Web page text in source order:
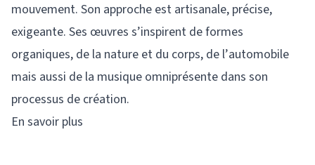
mouvement. Son approche est artisanale, précise,
exigeante. Ses œuvres s’inspirent de formes
organiques, de la nature et du corps, de l’automobile
mais aussi de la musique omniprésente dans son
processus de création.
En savoir plus